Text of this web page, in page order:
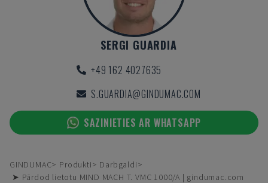
SERGI GUARDIA
+49 162 4027635
S.GUARDIA@GINDUMAC.COM
SAZINIETIES AR WHATSAPP
GINDUMAC Produkti
Darbgaldi
➤ Pārdod lietotu MIND MACH T. VMC 1000/A | gindumac.com